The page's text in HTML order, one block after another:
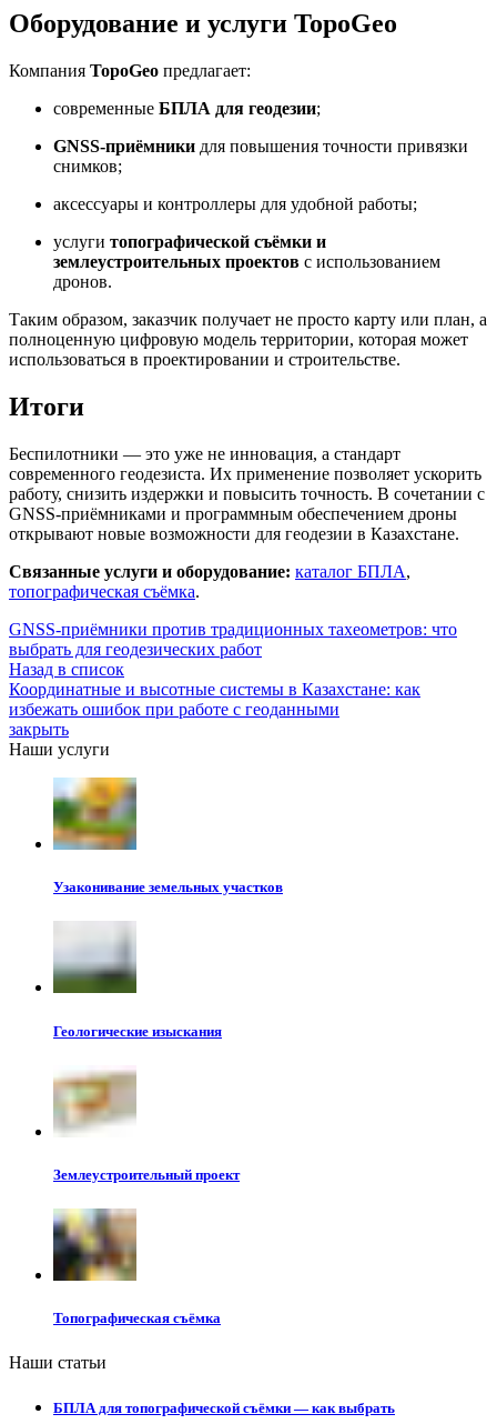
Оборудование и услуги TopoGeo
Компания TopoGeo предлагает:
современные БПЛА для геодезии;
GNSS-приёмники для повышения точности привязки
снимков;
аксессуары и контроллеры для удобной работы;
услуги топографической съёмки и
землеустроительных проектов с использованием
дронов.
Таким образом, заказчик получает не просто карту или план, а
полноценную цифровую модель территории, которая может
использоваться в проектировании и строительстве.
Итоги
Беспилотники — это уже не инновация, а стандарт
современного геодезиста. Их применение позволяет ускорить
работу, снизить издержки и повысить точность. В сочетании с
GNSS-приёмниками и программным обеспечением дроны
открывают новые возможности для геодезии в Казахстане.
Связанные услуги и оборудование: каталог БПЛА,
топографическая съёмка.
GNSS-приёмники против традиционных тахеометров: что
выбрать для геодезических работ
Назад в список
Координатные и высотные системы в Казахстане: как
избежать ошибок при работе с геоданными
закрыть
Наши услуги
Узаконивание земельных участков
Геологические изыскания
Землеустроительный проект
Топографическая съёмка
Наши статьи
БПЛА для топографической съёмки — как выбрать